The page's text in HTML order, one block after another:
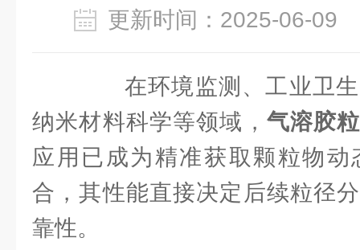
更新时间：2025-06-
在环境监测、工业卫生
纳米材料科学等领域， 气溶胶
应用已成为精准获取颗粒物
合，其性能直接决定后续粒径
靠性。